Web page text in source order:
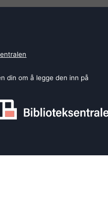
din om å legge den inn på